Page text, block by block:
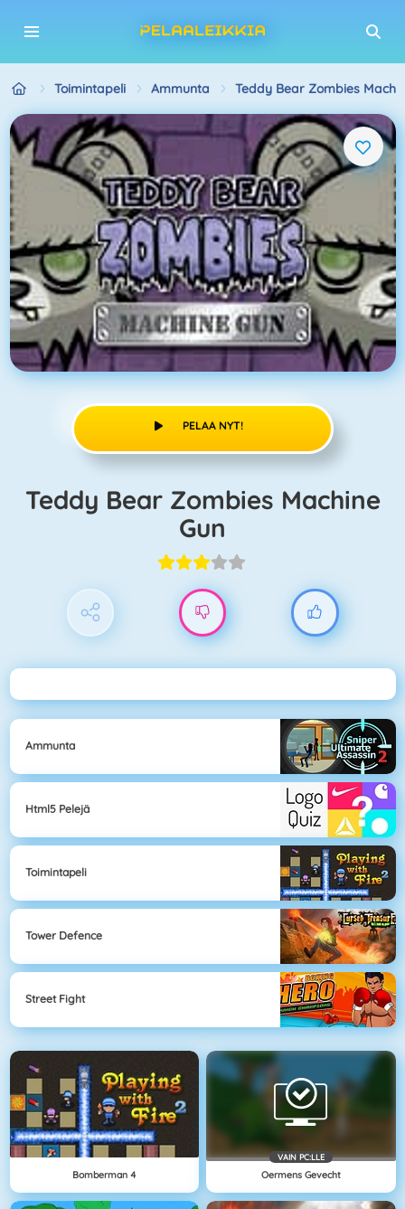
Toimintapeli Ammunta Teddy Bear Zombies
PELAA NYT!
Teddy Bear Zombies Machine
Gun
Ammunta
Html5 Pelejä
Toimintapeli
Tower Defence
Street Fight
Bomberman 4
VAIN PC:LLE
Oermens Gevecht